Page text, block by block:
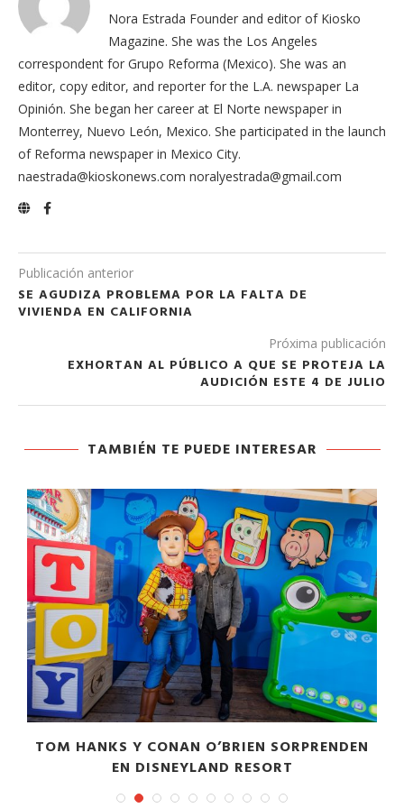
Nora Estrada Founder and editor of Kiosko
Magazine. She was the Los Angeles
correspondent for Grupo Reforma (Mexico). She was an
editor, copy editor, and reporter for the L.A. newspaper La
Opinión. She began her career at El Norte newspaper in
Monterrey, Nuevo León, Mexico. She participated in the launch
of Reforma newspaper in Mexico City.
naestrada@kioskonews.com noralyestrada@gmail.com
Publicación anterior
SE AGUDIZA PROBLEMA POR LA FALTA DE
VIVIENDA EN CALIFORNIA
Próxima publicación
EXHORTAN AL PÚBLICO A QUE SE PROTEJA LA
AUDICIÓN ESTE 4 DE JULIO
TAMBIÉN TE PUEDE INTERESAR
TOM HANKS Y CONAN O’BRIEN SORPRENDEN
EN DISNEYLAND RESORT